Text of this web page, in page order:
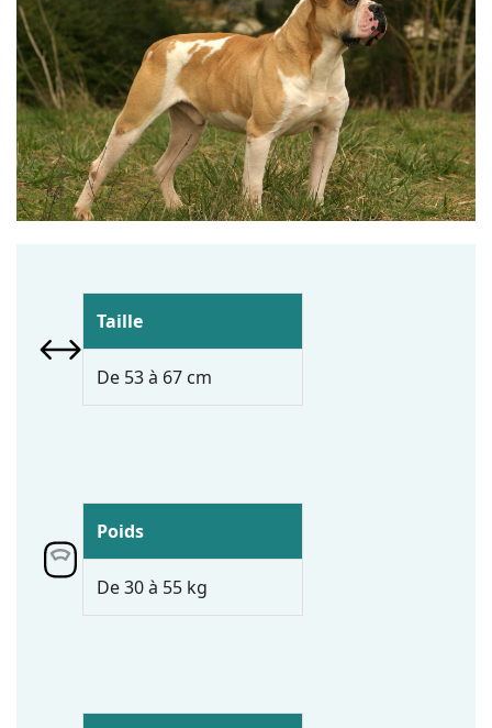
Taille
De 53 à 67 cm
Poids
De 30 à 55 kg